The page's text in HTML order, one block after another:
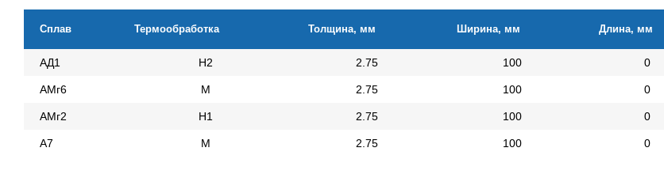
Сплав Термообработка Толщина, мм Ширина, мм Длина, мм
АД1 Н2 2.75 100 0
АМг6 М 2.75 100 0
АМг2 Н1 2.75 100 0
А7 М 2.75 100 0